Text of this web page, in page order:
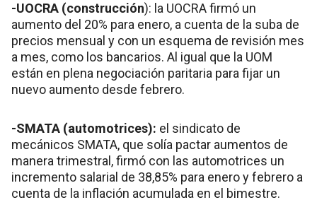
-UOCRA (construcción): la UOCRA firmó un
aumento del 20% para enero, a cuenta de la suba de
precios mensual y con un esquema de revisión mes
a mes, como los bancarios. Al igual que la UOM
están en plena negociación paritaria para fijar un
nuevo aumento desde febrero.
-SMATA (automotrices): el sindicato de
mecánicos SMATA, que solía pactar aumentos de
manera trimestral, firmó con las automotrices un
incremento salarial de 38,85% para enero y febrero a
cuenta de la inflación acumulada en el bimestre.